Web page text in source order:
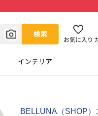
検索
お気に入り
インテリア
BELLUNA（SHOP）